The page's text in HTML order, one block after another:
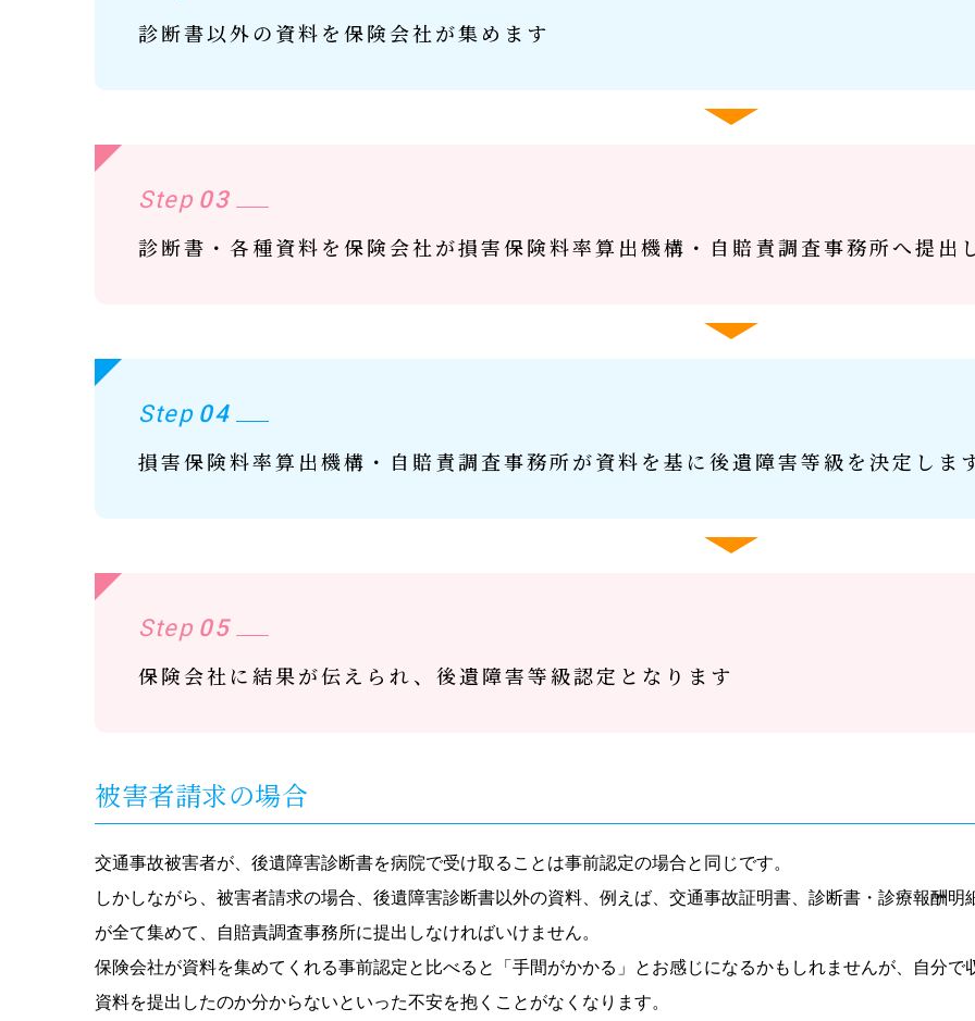
診断書以外の資料を保険会社が集めます
Step 03
診断書・各種資料を保険会社が損害保険料率算出機構・自賠責調査事務所へ提出
Step 04
損害保険料率算出機構・自賠責調査事務所が資料を基に後遺障害等級を決定しま
Step 05
保険会社に結果が伝えられ、後遺障害等級認定となります
被害者請求の場合
交通事故被害者が、後遺障害診断書を病院で受け取ることは事前認定の場合と同じです。
しかしながら、被害者請求の場合、後遺障害診断書以外の資料、例えば、交通事故証明書、診断書・診療報酬
が全て集めて、自賠責調査事務所に提出しなければいけません。
保険会社が資料を集めてくれる事前認定と比べると「手間がかかる」とお感じになるかもしれませんが、自分
資料を提出したのか分からないといった不安を抱くことがなくなります。